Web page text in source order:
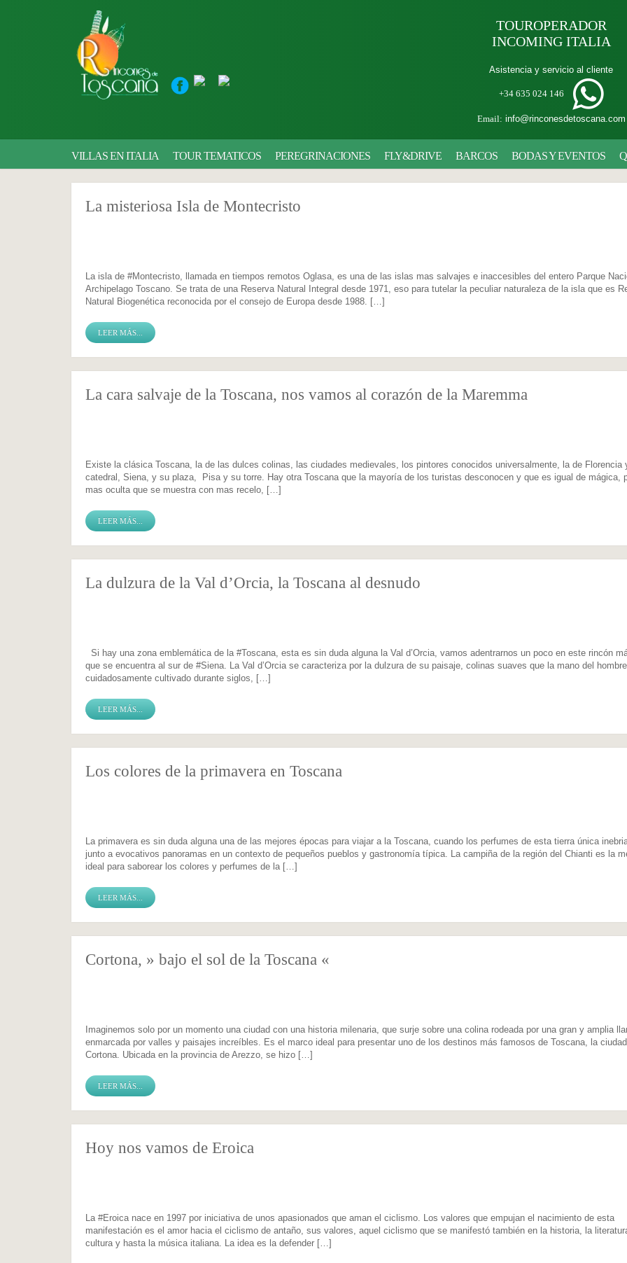
TOUROPERADOR
INCOMING ITALIA
Asistencia y servicio al cliente
+34 635 024 146
Email: info@rinconesdetoscana.com
VILLAS EN ITALIA TOUR TEMATICOS PEREGRINACIONES FLY&DRIVE BARCOS BODAS Y EVENTOS
La misteriosa Isla de Montecristo
La isla de #Montecristo, llamada en tiempos remotos Oglasa, es una de las islas mas salvajes e inaccesibles del entero Parque
Archipelago Toscano. Se trata de una Reserva Natural Integral desde 1971, eso para tutelar la peculiar naturaleza de la isla que es
Natural Biogenética reconocida por el consejo de Europa desde 1988. […]
LEER MÁS...
La cara salvaje de la Toscana, nos vamos al corazón de la Maremma
Existe la clásica Toscana, la de las dulces colinas, las ciudades medievales, los pintores conocidos universalmente, la de Florencia
catedral, Siena, y su plaza, Pisa y su torre. Hay otra Toscana que la mayoría de los turistas desconocen y que es igual de mágica,
mas oculta que se muestra con mas recelo, […]
LEER MÁS...
La dulzura de la Val d’Orcia, la Toscana al desnudo
Si hay una zona emblemática de la #Toscana, esta es sin duda alguna la Val d’Orcia, vamos adentrarnos un poco en este rincón
que se encuentra al sur de #Siena. La Val d’Orcia se caracteriza por la dulzura de su paisaje, colinas suaves que la mano del
cuidadosamente cultivado durante siglos, […]
LEER MÁS...
Los colores de la primavera en Toscana
La primavera es sin duda alguna una de las mejores épocas para viajar a la Toscana, cuando los perfumes de esta tierra única
junto a evocativos panoramas en un contexto de pequeños pueblos y gastronomía típica. La campiña de la región del Chianti es la
ideal para saborear los colores y perfumes de la […]
LEER MÁS...
Cortona, » bajo el sol de la Toscana «
Imaginemos solo por un momento una ciudad con una historia milenaria, que surje sobre una colina rodeada por una gran y amplia
enmarcada por valles y paisajes increíbles. Es el marco ideal para presentar uno de los destinos más famosos de Toscana, la
Cortona. Ubicada en la provincia de Arezzo, se hizo […]
LEER MÁS...
Hoy nos vamos de Eroica
La #Eroica nace en 1997 por iniciativa de unos apasionados que aman el ciclismo. Los valores que empujan el nacimiento de esta
manifestación es el amor hacia el ciclismo de antaño, sus valores, aquel ciclismo que se manifestó también en la historia, la
cultura y hasta la música italiana. La idea es la defender […]